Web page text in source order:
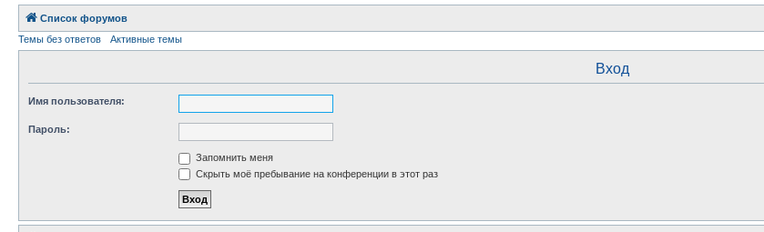
Список форумов
Темы без ответов
Активные темы
Вход
Имя пользователя:
Пароль:
Запомнить меня
Скрыть моё пребывание на конференции в этот раз